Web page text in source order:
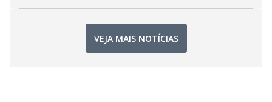
VEJA MAIS NOTÍCIAS